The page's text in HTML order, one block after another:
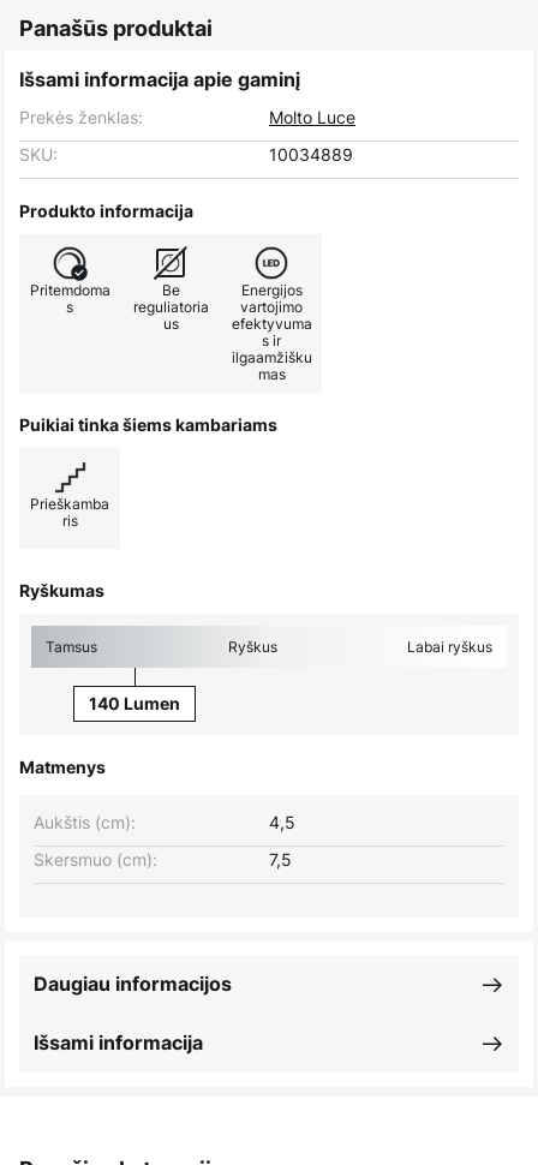
Panašūs produktai
Išsami informacija apie gaminį
Prekės ženklas:
Molto Luce
SKU:
10034889
Produkto informacija
Pritemdoma
s
Be
reguliatoria
us
Energijos
vartojimo
efektyvuma
s ir
ilgaamžišku
mas
Puikiai tinka šiems kambariams
Prieškamba
ris
Ryškumas
Tamsus Ryškus Labai ryškus
140 Lumen
Matmenys
Aukštis (cm):
4,5
Skersmuo (cm):
7,5
Išsami informacija
Daugiau informacijos